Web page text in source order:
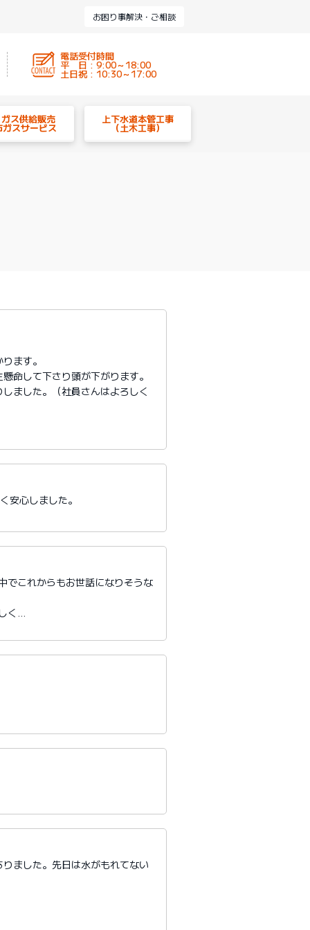
お困り事解決・ご相談
電話受付時間
平 日 : 9:00～18:00
土日祝 : 10:30～17:00
ス供給販売
ガスサービス
上下水道本管工事
（土木工事）
ます。
命して下さり頭が下がります。
ました。（社員さんはよろしく
安心しました。
でこれからもお世話になりそうな
く…
ました。先日は水がもれてない